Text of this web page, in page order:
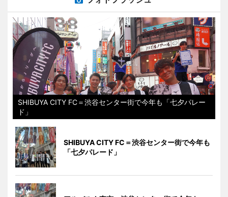
SHIBUYA CITY FC＝渋谷センター街で今年も「七夕パレー
ド」
SHIBUYA CITY FC＝渋谷センター街で今年も
「七夕パレード」